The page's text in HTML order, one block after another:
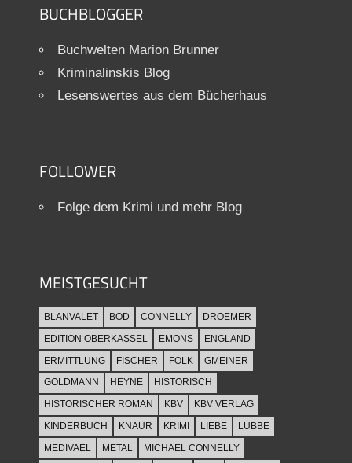
BUCHBLOGGER
Buchwelten Marion Brunner
Kriminalinskis Blog
Lesenswertes aus dem Bücherhaus
FOLLOWER
Folge dem Krimi und mehr Blog
MEISTGESUCHT
BLANVALET BOD CONNELLY
DROEMER
EDITION OBERKASSEL
EMONS
ENGLAND
ERMITTLUNG
FISCHER FOLK
GMEINER
GOLDMANN
HEYNE
HISTORISCH
HISTORISCHER ROMAN
KBV
KBV VERLAG
KINDERBUCH
KNAUR KRIMI LIEBE
LÜBBE
MEDIVAEL
METAL MICHAEL CONNELLY